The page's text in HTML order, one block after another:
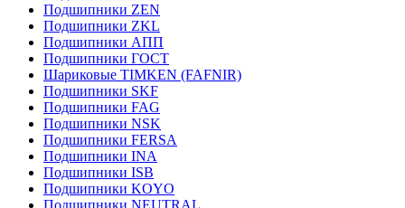
Подшипники ZEN
Подшипники ZKL
Подшипники АПП
Подшипники ГОСТ
Шариковые ТІMKEN (FAFNIR)
Подшипники SKF
Подшипники FAG
Подшипники NSK
Подшипники FERSA
Подшипники INA
Подшипники ISB
Подшипники KOYO
Подшипники NEUTRAL